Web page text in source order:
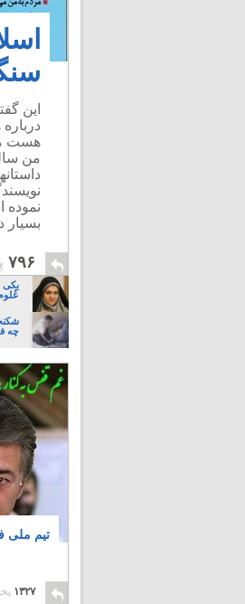
این
هست
من
نموده
بسیار
۷۹۶
یکی
چه
تیم ملی
۱۳۲۷